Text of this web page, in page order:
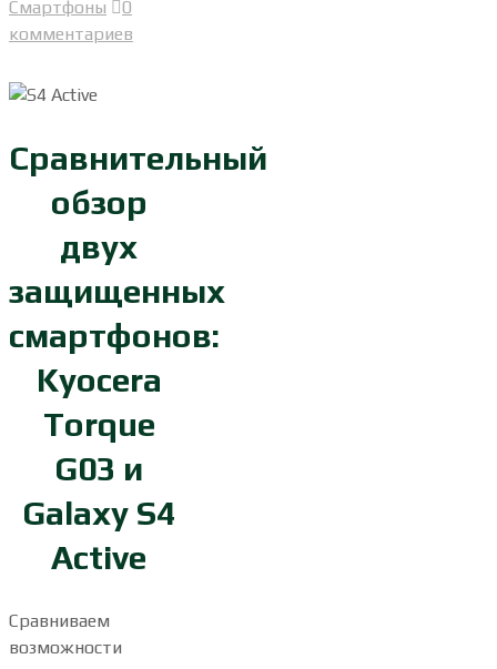
Смартфоны
0
комментариев
Сравнительный
обзор
двух
защищенных
смартфонов:
Kyocera
Torque
G03 и
Galaxy S4
Active
Сравниваем
возможности